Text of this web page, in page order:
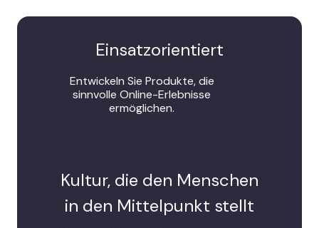
Einsatzorientiert
Entwickeln Sie Produkte, die
sinnvolle Online-Erlebnisse
ermöglichen.
Kultur, die den Menschen
in den Mittelpunkt stellt